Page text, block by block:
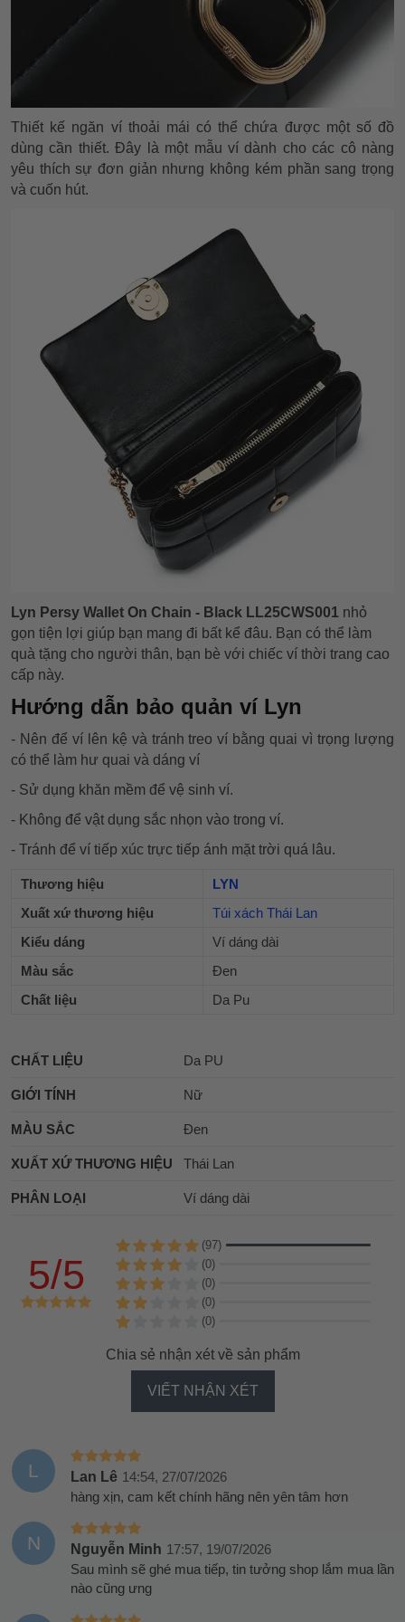
Thiết kế ngăn ví thoải mái có thể chứa được một số đồ
dùng cần thiết. Đây là một mẫu ví dành cho các cô nàng
yêu thích sự đơn giản nhưng không kém phần sang trọng
và cuốn hút.
Lyn Persy Wallet On Chain - Black LL25CWS001 nhỏ
gọn tiện lợi giúp bạn mang đi bất kể đâu. Bạn có thể làm
quà tặng cho người thân, bạn bè với chiếc ví thời trang cao
cấp này.
Hướng dẫn bảo quản ví Lyn
- Nên để ví lên kệ và tránh treo ví bằng quai vì trọng lượng
có thể làm hư quai và dáng ví
- Sử dụng khăn mềm để vệ sinh ví.
- Không để vật dụng sắc nhọn vào trong ví.
- Tránh để ví tiếp xúc trực tiếp ánh mặt trời quá lâu.
Thương hiệu
LYN
Xuất xứ thương hiệu
Túi xách Thái Lan
Kiểu dáng
Ví dáng dài
Màu sắc
Đen
Chất liệu
Da Pu
CHẤT LIỆU Da PU
GIỚI TÍNH Nữ
MÀU SẮC Đen
XUẤT XỨ THƯƠNG HIỆU Thái Lan
PHÂN LOẠI Ví dáng dài
5/5
(97)
(0)
(0)
(0)
(0)
Chia sẻ nhận xét về sản phẩm
VIẾT NHẬN XÉT
L Lan Lê 14:54, 27/07/2026
hàng xịn, cam kết chính hãng nên yên tâm hơn
N Nguyễn Minh 17:57, 19/07/2026
Sau mình sẽ ghé mua tiếp, tin tưởng shop lắm mua lần
nào cũng ưng